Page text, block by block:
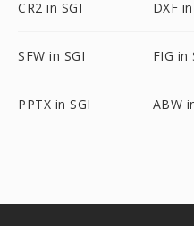
CR2 in SGI DXF
SFW in SGI FIG in
PPTX in SGI ABW